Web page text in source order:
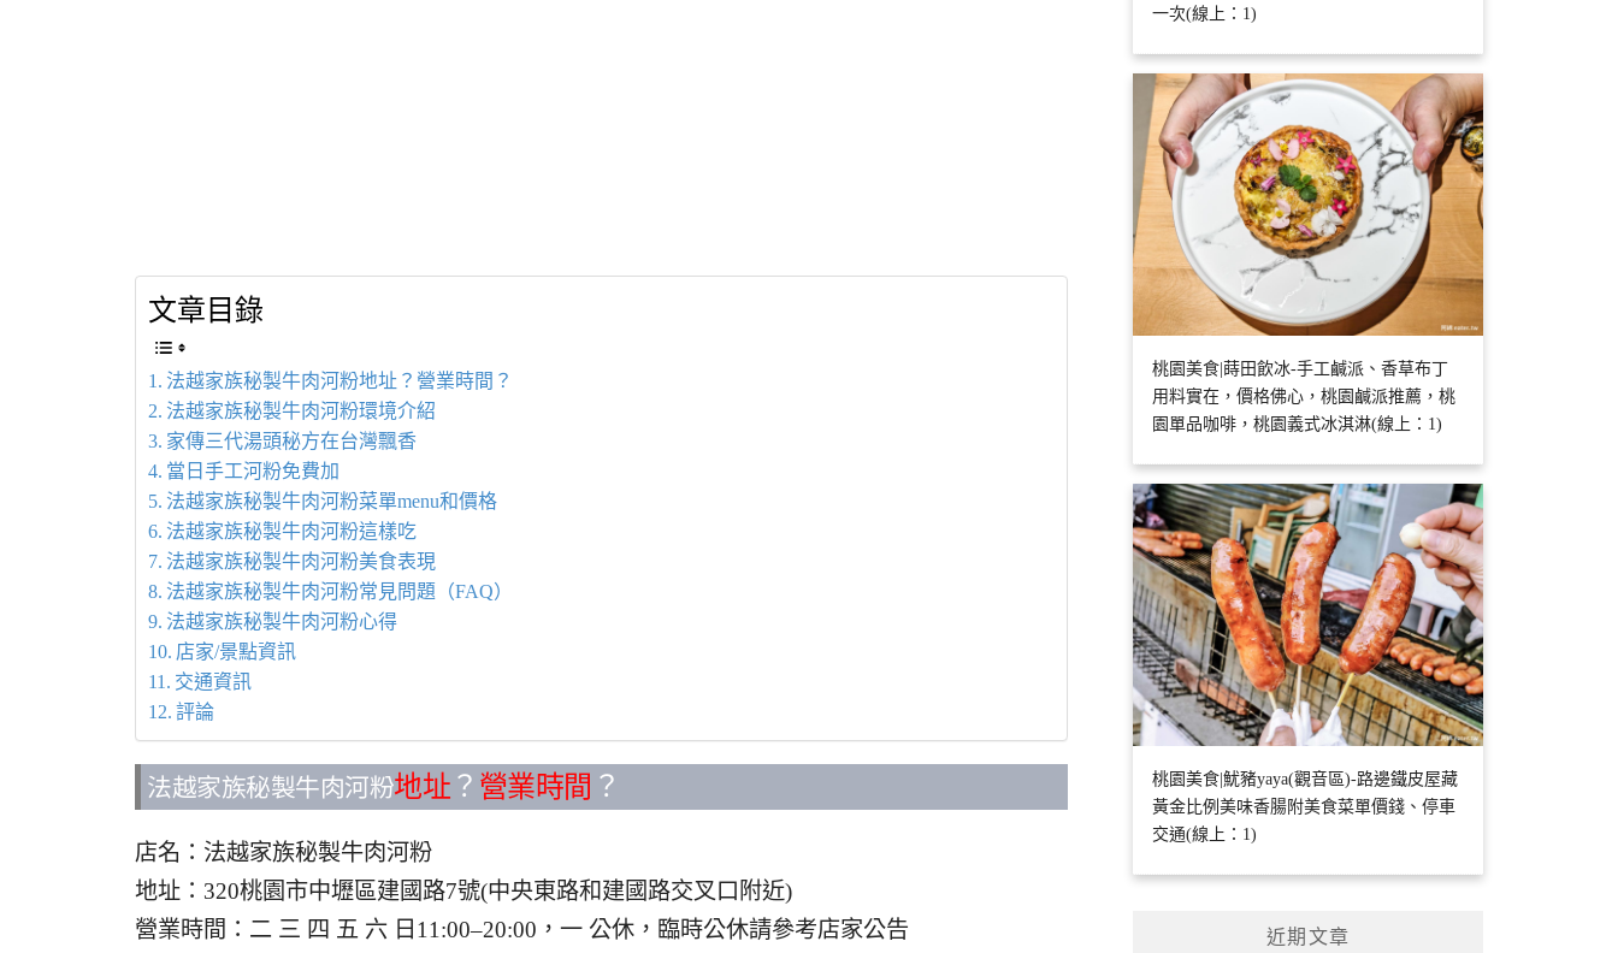
文章目錄
法越家族秘製牛肉河粉地址？營業時間？
法越家族秘製牛肉河粉環境介紹
家傳三代湯頭秘方在台灣飄香
當日手工河粉免費加
法越家族秘製牛肉河粉菜單menu和價格
法越家族秘製牛肉河粉這樣吃
法越家族秘製牛肉河粉美食表現
法越家族秘製牛肉河粉常見問題（FAQ）
法越家族秘製牛肉河粉心得
店家/景點資訊
交通資訊
評論
法越家族秘製牛肉河粉地址 ？ 營業時間 ？
店名：法越家族秘製牛肉河粉
地址：320桃園市中壢區建國路7號(中央東路和建國路交叉口附近)
營業時間：二 三 四 五 六 日11:00–20:00，一 公休，臨時公休請參考店家公告
一次(線上：1)
桃園美食|蒔田飲冰-手工鹹派、香草布丁
用料實在，價格佛心，桃園鹹派推薦，桃
園單品咖啡，桃園義式冰淇淋(線上：1)
桃園美食|魷豬yaya(觀音區)-路邊鐵皮屋藏
黃金比例美味香腸附美食菜單價錢、停車
交通(線上：1)
近期文章